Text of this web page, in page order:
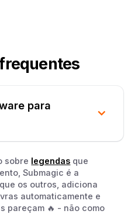
para
sobre legendas que
Submagic é a
os outros, adiciona
automaticamente e
pareçam 🔥 - não como